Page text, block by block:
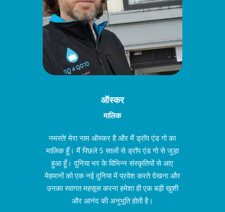
ऑस्कर
मालिक
नमस्ते! मेरा नाम ऑस्कर है और मैं ड्रॉप एंड गो का
मालिक हूँ। मैं पिछले 5 सालों से ड्रॉप एंड गो से जुड़ा
हुआ हूँ।दुनिया भर के विभिन्न संस्कृतियों से आए
मेहमानों को एक नई दुनिया में प्रवेश करते देखना और
उनका स्वागत महसूस करना हमेशा ही एक बड़ी खुशी
और आनंद की अनुभूति होती है।